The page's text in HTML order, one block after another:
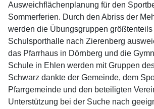
Ausweichflächenplanung für den
Sommerferien. Durch den Abriss der
werden die Übungsgruppen
Schulsporthalle nach Zierenberg
das Pfarrhaus in Dörnberg und die
Schule in Ehlen werden mit Gruppen
Schwarz dankte der Gemeinde, dem
Pfarrgemeinde und den beteiligten
Unterstützung bei der Suche nach